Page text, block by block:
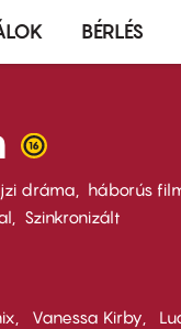
BÉRLÉS
dráma háborús
Szinkronizált
Vanessa Kirby